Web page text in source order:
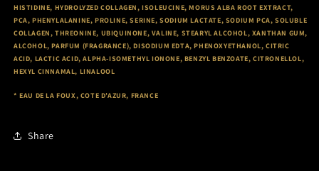
HISTIDINE, HYDROLYZED COLLAGEN, ISOLEUCINE, MORUS ALBA ROOT EXTRACT,
PCA, PHENYLALANINE, PROLINE, SERINE, SODIUM LACTATE, SODIUM PCA, SOLUBLE
COLLAGEN, THREONINE, UBIQUINONE, VALINE, STEARYL ALCOHOL, XANTHAN GUM,
ALCOHOL, PARFUM (FRAGRANCE), DISODIUM EDTA, PHENOXYETHANOL, CITRIC
ACID, LACTIC ACID, ALPHA-ISOMETHYL IONONE, BENZYL BENZOATE, CITRONELLOL,
HEXYL CINNAMAL, LINALOOL
* EAU DE LA FOUX, COTE D’AZUR, FRANCE
Share